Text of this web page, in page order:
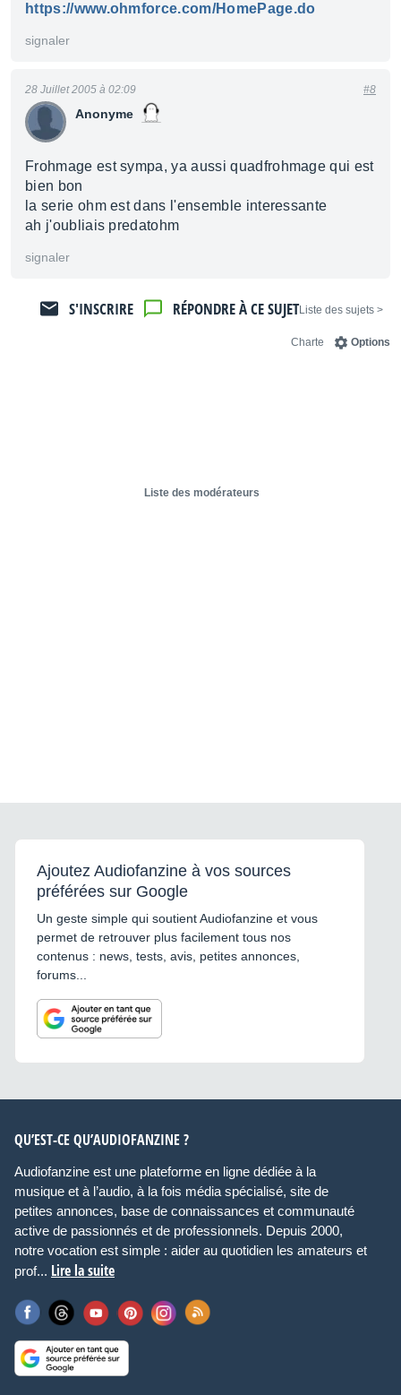
https://www.ohmforce.com/HomePage.do
signaler
Anonyme
28 Juillet 2005 à 02:09 #8
Frohmage est sympa, ya aussi quadfrohmage qui est
bien bon
la serie ohm est dans l'ensemble interessante
ah j'oubliais predatohm
signaler
< Liste des sujets
RÉPONDRE À CE SUJET
S'INSCRIRE
Options
Charte
Liste des modérateurs
Ajoutez Audiofanzine à vos sources
préférées sur Google
Un geste simple qui soutient Audiofanzine et vous
permet de retrouver plus facilement tous nos
contenus : news, tests, avis, petites annonces,
forums...
QU’EST-CE QU’AUDIOFANZINE ?
Audiofanzine est une plateforme en ligne dédiée à la
musique et à l’audio, à la fois média spécialisé, site de
petites annonces, base de connaissances et communauté
active de passionnés et de professionnels. Depuis 2000,
notre vocation est simple : aider au quotidien les amateurs et
prof... Lire la suite